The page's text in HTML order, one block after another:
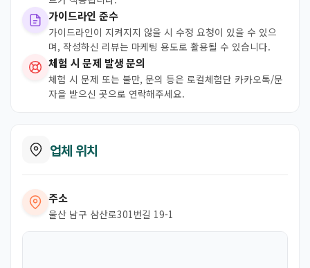
가이드라인 준수
가이드라인이 지켜지지 않을 시 수정 요청이 있을 수 있으
며, 작성하신 리뷰는 마케팅 용도로 활용될 수 있습니다.
체험 시 문제 발생 문의
체험 시 문제 또는 불만, 문의 등은 로컬체험단 카카오톡/문
자을 받으신 곳으로 연락해주세요.
업체 위치
주소
울산 남구 삼산로301번길 19-1